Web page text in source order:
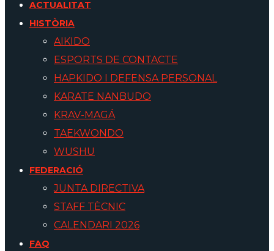
ACTUALITAT
HISTÒRIA
AIKIDO
ESPORTS DE CONTACTE
HAPKIDO I DEFENSA PERSONAL
KARATE NANBUDO
KRAV-MAGÁ
TAEKWONDO
WUSHU
FEDERACIÓ
JUNTA DIRECTIVA
STAFF TÈCNIC
CALENDARI 2026
FAQ